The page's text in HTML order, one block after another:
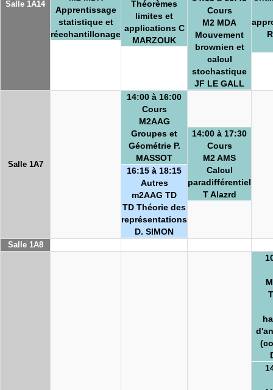
Salle 1A14
Apprentissage
statistique et
réechantillonage
Théorèmes
limites et
applications C
MARZOUK
Cours
M2 MDA
Mouvement
brownien et
calcul
stochastique
JF LE GALL
Salle 1A7
14:00 à 16:00
Cours
M2AAG
Groupes et
Géométrie P.
MASSOT
16:15 à 18:15
Autres
m2AAG TD
TD Théorie des
représentations
D. SIMON
14:00 à 17:30
Cours
M2 AMS
Calcul
paradifférentiel
T Alazrd
Salle 1A8